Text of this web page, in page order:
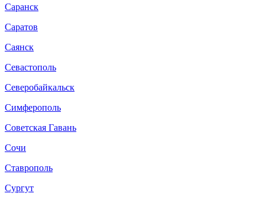
Саранск
Саратов
Саянск
Севастополь
Северобайкальск
Симферополь
Советская Гавань
Сочи
Ставрополь
Сургут